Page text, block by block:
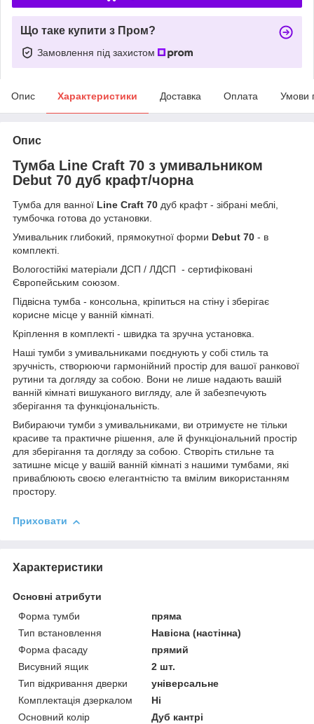
Що таке купити з Пром?
Замовлення під захистом
Опис Характеристики Доставка Оплата Умови
Опис
Тумба Line Craft 70 з умивальником
Debut 70 дуб крафт/чорна
Тумба для ванної Line Craft 70 дуб крафт - зібрані меблі,
тумбочка готова до установки.
Умивальник глибокий, прямокутної форми Debut 70 - в
комплекті.
Вологостійкі матеріали ДСП / ЛДСП - сертифіковані
Європейським союзом.
Підвісна тумба - консольна, кріпиться на стіну і зберігає
корисне місце у ванній кімнаті.
Кріплення в комплекті - швидка та зручна установка.
Наші тумби з умивальниками поєднують у собі стиль та
зручність, створюючи гармонійний простір для вашої ранкової
рутини та догляду за собою. Вони не лише надають вашій
ванній кімнаті вишуканого вигляду, але й забезпечують
зберігання та функціональність.
Вибираючи тумби з умивальниками, ви отримуєте не тільки
красиве та практичне рішення, але й функціональний простір
для зберігання та догляду за собою. Створіть стильне та
затишне місце у вашій ванній кімнаті з нашими тумбами, які
приваблюють своєю елегантністю та вмілим використанням
простору.
Приховати
Характеристики
Основні атрибути
Форма тумби
пряма
Тип встановлення
Навісна (настінна)
Форма фасаду
прямий
Висувний ящик
2 шт.
Тип відкривання дверки
універсальне
Комплектація дзеркалом
Ні
Основний колір
Дуб кантрі